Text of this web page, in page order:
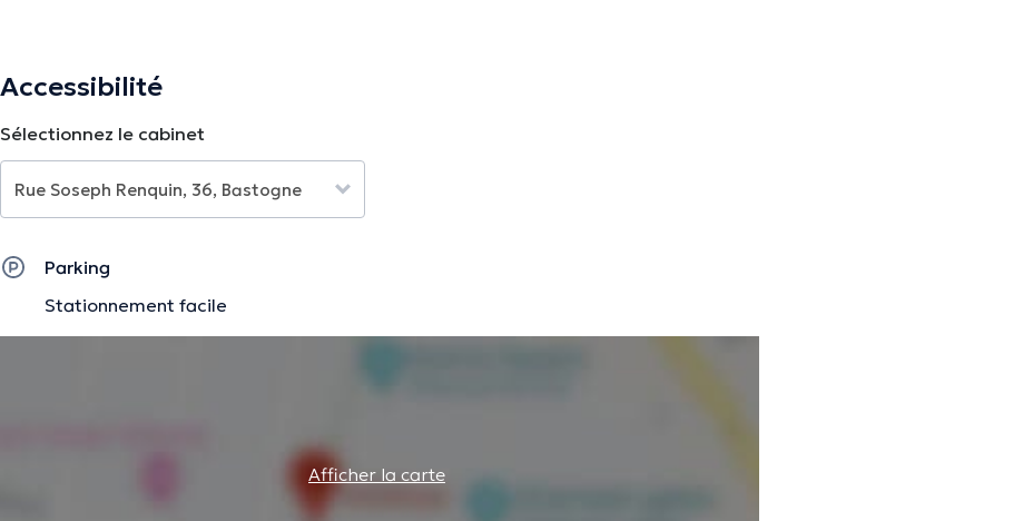
Accessibilité
Sélectionnez le cabinet
Parking
Stationnement facile
Afficher la carte